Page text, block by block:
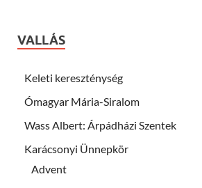
VALLÁS
Keleti kereszténység
Ómagyar Mária-Siralom
Wass Albert: Árpádházi Szentek
Karácsonyi Ünnepkör
Advent